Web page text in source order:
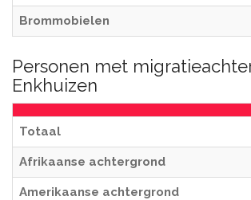
Brommobielen
Personen met
Enkhuizen
Totaal
Afrikaanse achtergrond
Amerikaanse achtergrond